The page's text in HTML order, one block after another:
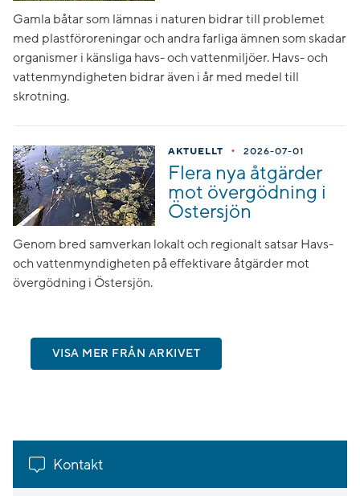
Gamla båtar som lämnas i naturen bidrar till problemet
med plastföroreningar och andra farliga ämnen som skadar
organismer i känsliga havs- och vattenmiljöer. Havs- och
vattenmyndigheten bidrar även i år med medel till
skrotning.
AKTUELLT • 2026-07-01
Flera nya åtgärder
mot övergödning i
Östersjön
Genom bred samverkan lokalt och regionalt satsar Havs-
och vattenmyndigheten på effektivare åtgärder mot
övergödning i Östersjön.
VISA MER FRÅN ARKIVET
Kontakt